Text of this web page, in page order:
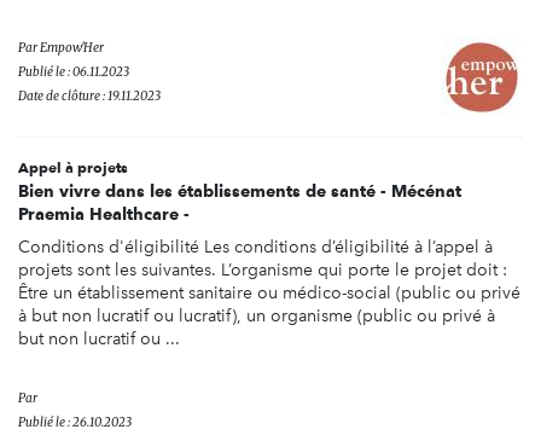
ParEmpow'Her
Publié le : 06.11.2023
Date de clôture : 19.11.2023
Appel à projets
Bien vivre dans les établissements de santé - Mécénat
Praemia Healthcare -
Conditions d'éligibilité Les conditions d’éligibilité à l’appel à
projets sont les suivantes. L’organisme qui porte le projet doit :
Être un établissement sanitaire ou médico-social (public ou privé
à but non lucratif ou lucratif), un organisme (public ou privé à
but non lucratif ou ...
Par
Publié le : 26.10.2023